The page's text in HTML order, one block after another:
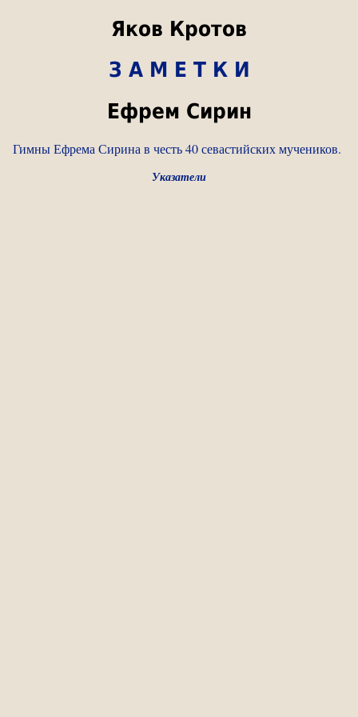
Яков Кротов
З А М Е Т К И
Ефрем Сирин
Гимны Ефрема Сирина в честь 40 севастийских мучеников.
Указатели